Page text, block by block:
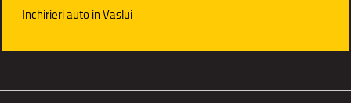
Inchirieri auto in Vaslui